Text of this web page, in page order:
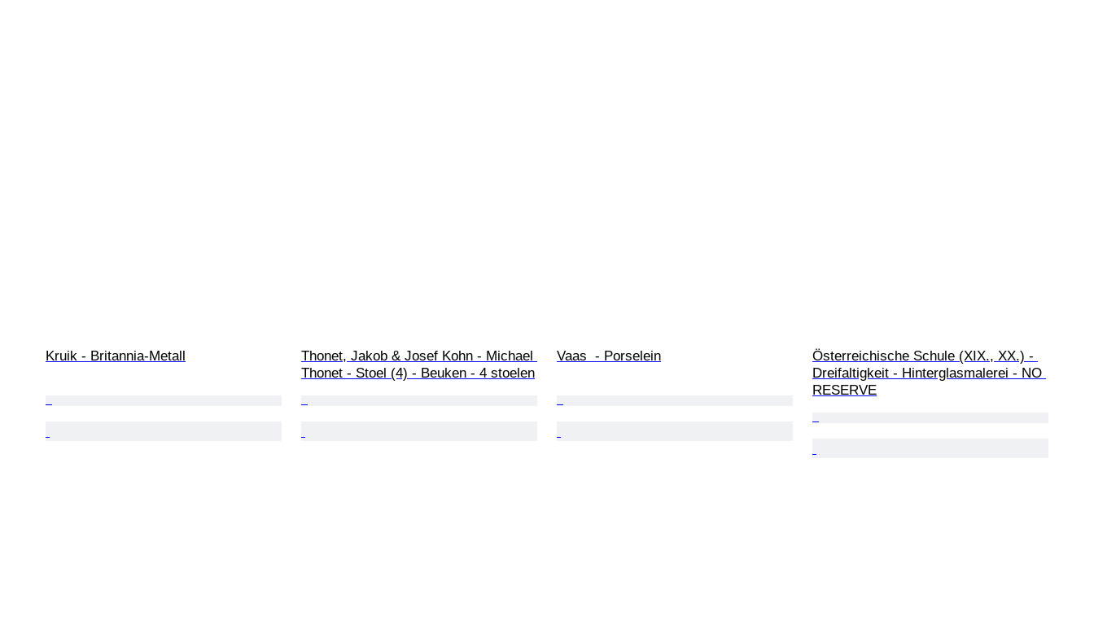
Kruik - Britannia-Metall
Thonet, Jakob & Josef Kohn - Michael
Thonet - Stoel (4) - Beuken - 4 stoelen
Vaas  - Porselein
Österreichische Schule (XIX., XX.) -
Dreifaltigkeit - Hinterglasmalerei - NO
RESERVE